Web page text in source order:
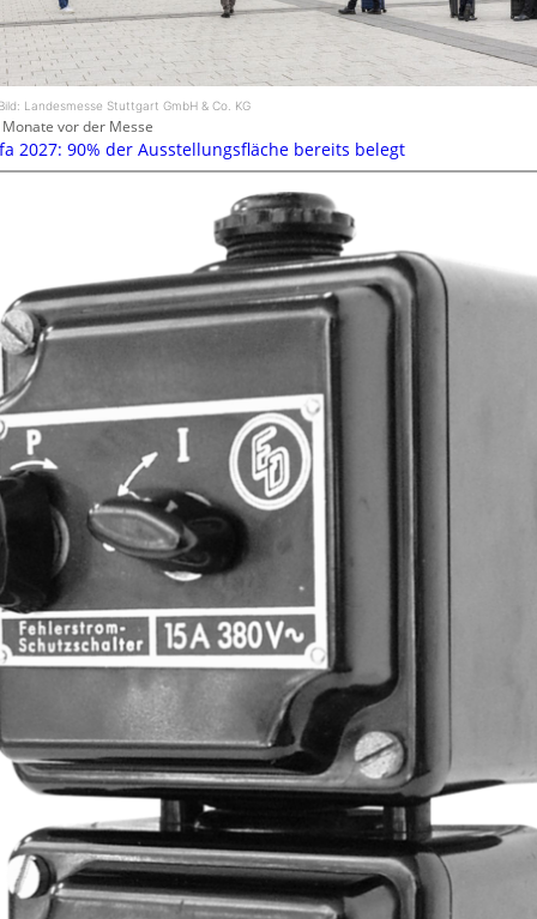
Landesmesse Stuttgart GmbH & Co. KG
vor der Messe
2027: 90% der Ausstellungsfläche bereits belegt